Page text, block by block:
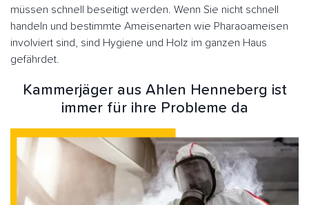
müssen schnell beseitigt werden. Wenn Sie nicht schnell
handeln und bestimmte Ameisenarten wie Pharaoameisen
involviert sind, sind Hygiene und Holz im ganzen Haus
gefährdet.
Kammerjäger aus Ahlen Henneberg ist
immer für ihre Probleme da